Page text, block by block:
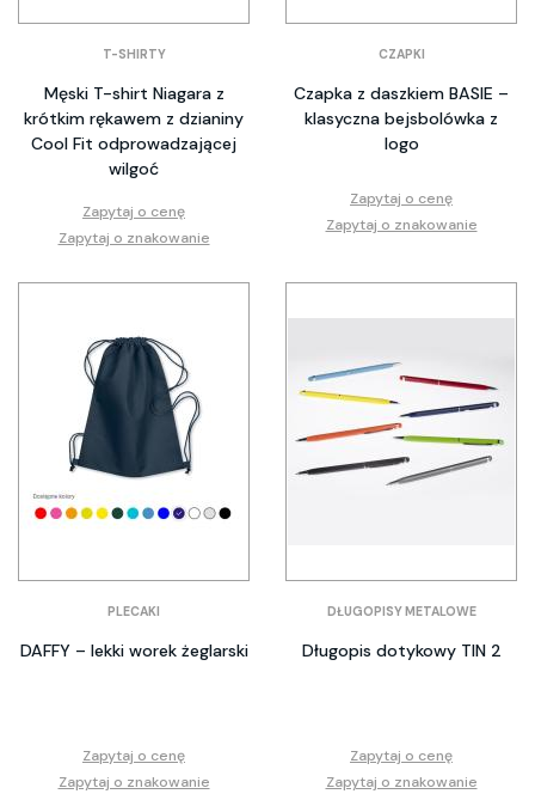
T-SHIRTY
Męski T-shirt Niagara z
krótkim rękawem z dzianiny
Cool Fit odprowadzającej
wilgoć
Zapytaj o cenę
Zapytaj o znakowanie
CZAPKI
Czapka z daszkiem BASIE –
klasyczna bejsbolówka z
logo
Zapytaj o cenę
Zapytaj o znakowanie
PLECAKI
DAFFY – lekki worek żeglarski
Zapytaj o cenę
Zapytaj o znakowanie
DŁUGOPISY METALOWE
Długopis dotykowy TIN 2
Zapytaj o cenę
Zapytaj o znakowanie